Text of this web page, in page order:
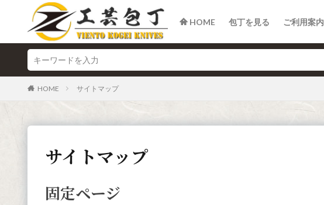
HOME 包丁を見る ご利用案内
HOME サイトマップ
サイトマップ
固定ページ